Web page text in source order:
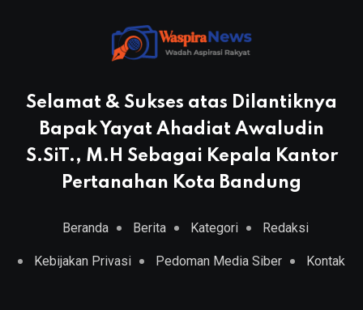
Selamat & Sukses atas Dilantiknya
Bapak Yayat Ahadiat Awaludin
S.SiT., M.H Sebagai Kepala Kantor
Pertanahan Kota Bandung
Beranda Berita Kategori Redaksi
Kebijakan Privasi Pedoman Media Siber Kontak